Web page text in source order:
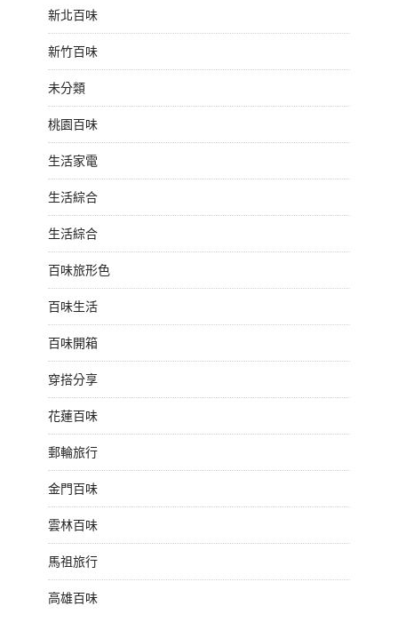
新北百味
新竹百味
未分類
桃園百味
生活家電
生活綜合
生活綜合
百味旅形色
百味生活
百味開箱
穿搭分享
花蓮百味
郵輪旅行
金門百味
雲林百味
馬祖旅行
高雄百味